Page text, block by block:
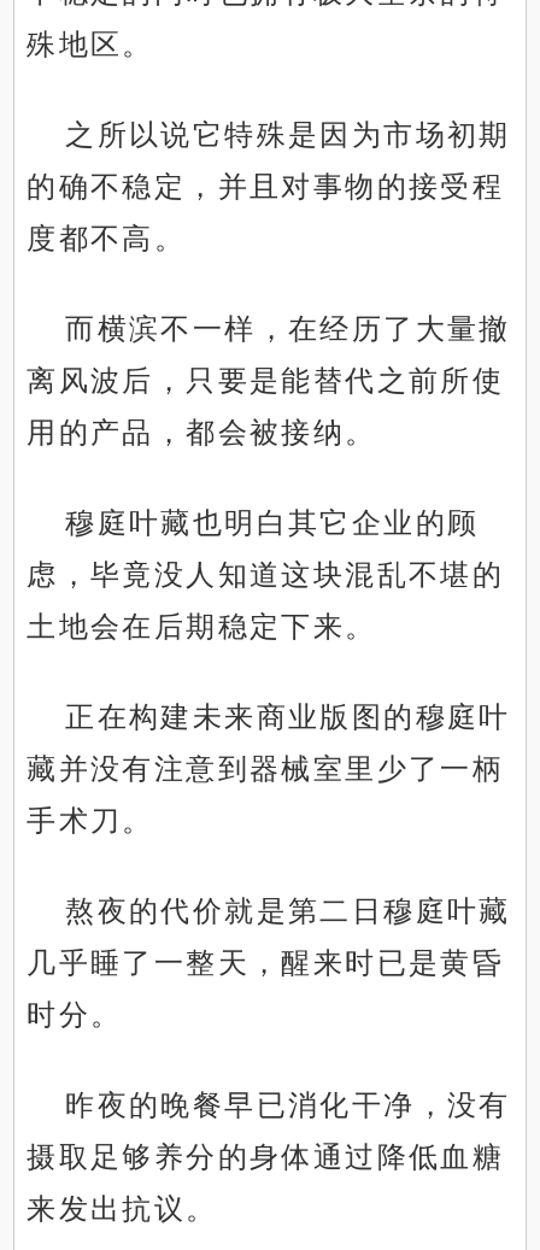
殊地区。
之所以说它特殊是因为市场初期
的确不稳定，并且对事物的接受程
度都不高。
而横滨不一样，在经历了大量撤
离风波后，只要是能替代之前所使
用的产品，都会被接纳。
穆庭叶藏也明白其它企业的顾
虑，毕竟没人知道这块混乱不堪的
土地会在后期稳定下来。
正在构建未来商业版图的穆庭叶
藏并没有注意到器械室里少了一柄
手术刀。
熬夜的代价就是第二日穆庭叶藏
几乎睡了一整天，醒来时已是黄昏
时分。
昨夜的晚餐早已消化干净，没有
摄取足够养分的身体通过降低血糖
来发出抗议。